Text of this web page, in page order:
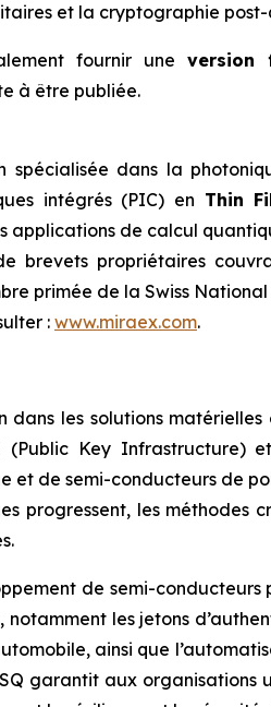
et la cryptographie
fournir une version
à être publiée.
dans la
intégrés (PIC) en Thin
applications de calcul
brevets propriétaires
primée de la Swiss
: www.miraex.com.
dans les solutions
(Public Key
de semi-conducteurs de
progressent, les méthodes
de semi-
les jetons
ainsi que
garantit aux